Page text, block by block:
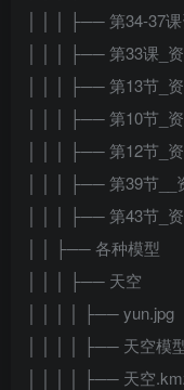
│ │ │ ├── 第34-37
│ │ │ ├── 第33课_
│ │ │ ├── 第13节_
│ │ │ ├── 第10节_
│ │ │ ├── 第12节_
│ │ │ ├── 第39节
│ │ │ ├── 第43节_
│ │ ├── 各种模型
│ │ │ ├── 天空
│ │ │ │ ├── yun.jpg
│ │ │ │ ├── 天空模
│ │ │ │ ├── 天空